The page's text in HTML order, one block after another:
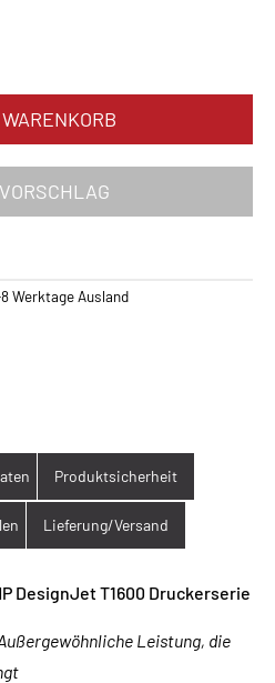
Werktage Ausland
Produktsicherheit
Lieferung/Versand
DesignJet T1600 Druckerserie
Leistung, die